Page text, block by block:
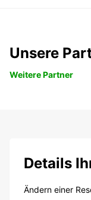
Unsere
Weitere Partner
Details
Ändern einer